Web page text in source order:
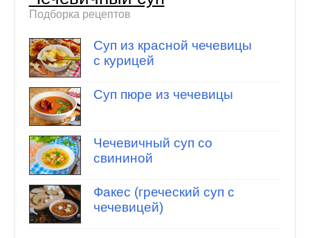
Подборка рецептов
Суп из красной чечевицы
с курицей
Суп пюре из чечевицы
Чечевичный суп со
свининой
Факес (греческий суп с
чечевицей)